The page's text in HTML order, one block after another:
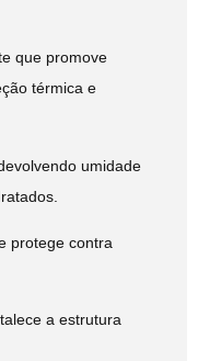
que promove
térmica e
umidade
protege contra
a estrutura